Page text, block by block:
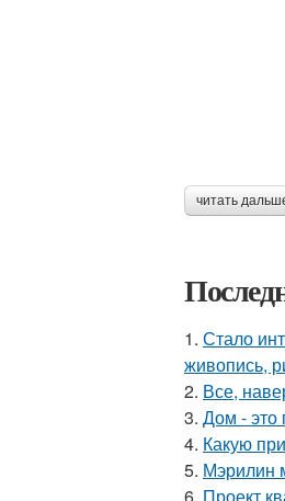
читать
1. Стало
живопись,
2. Все,
3. Дом - это
4. Какую
5. Мэрилин